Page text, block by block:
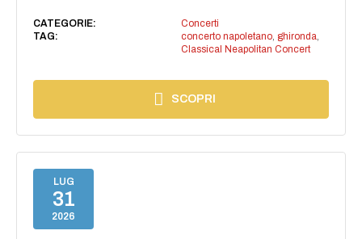
CATEGORIE:
Concerti
TAG:
concerto napoletano, ghironda,
Classical Neapolitan Concert
SCOPRI
LUG
31
2026